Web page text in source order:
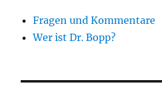
Fragen und Kommentare
Wer ist Dr. Bopp?